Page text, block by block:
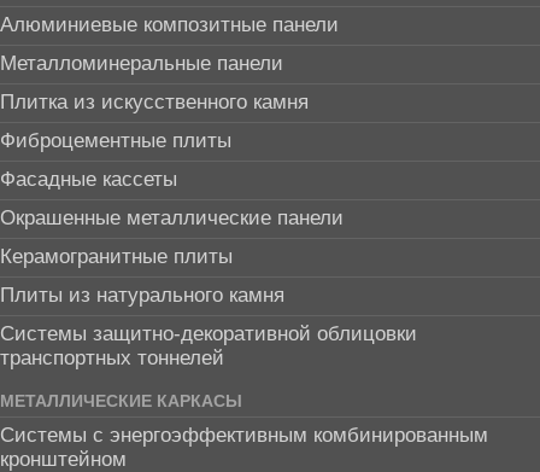
Алюминиевые композитные панели
Металломинеральные панели
Плитка из искусственного камня
Фиброцементные плиты
Фасадные кассеты
Окрашенные металлические панели
Керамогранитные плиты
Плиты из натурального камня
Системы защитно-декоративной облицовки
транспортных тоннелей
МЕТАЛЛИЧЕСКИЕ КАРКАСЫ
Системы с энергоэффективным комбинированным
кронштейном